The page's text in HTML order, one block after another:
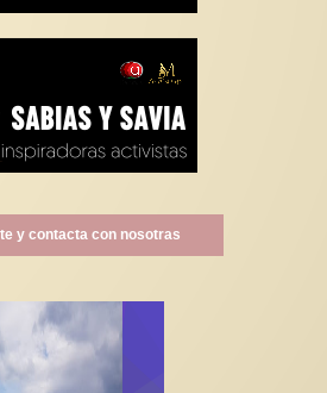
y contacta con nosotras